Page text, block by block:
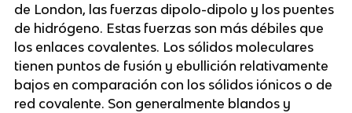
de London, las fuerzas dipolo-dipolo y los puentes
de hidrógeno. Estas fuerzas son más débiles que
los enlaces covalentes. Los sólidos moleculares
tienen puntos de fusión y ebullición relativamente
bajos en comparación con los sólidos iónicos o de
red covalente. Son generalmente blandos y